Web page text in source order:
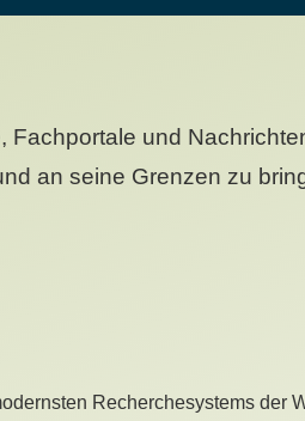
und
an seine Grenzen zu
Recherchesystems der